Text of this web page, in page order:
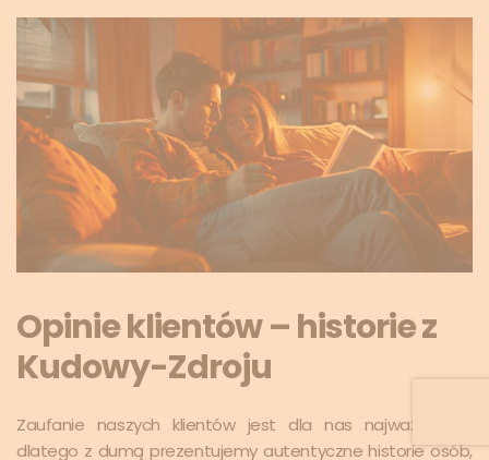
Opinie klientów – historie z
Kudowy-Zdroju
Zaufanie naszych klientów jest dla nas najważniejsze,
dlatego z dumą prezentujemy autentyczne historie osób,